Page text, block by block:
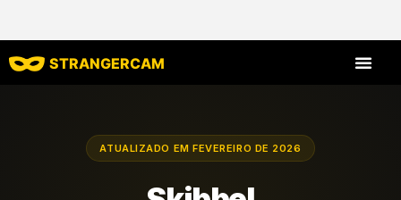
STRANGERCAM
ATUALIZADO EM FEVEREIRO DE 2026